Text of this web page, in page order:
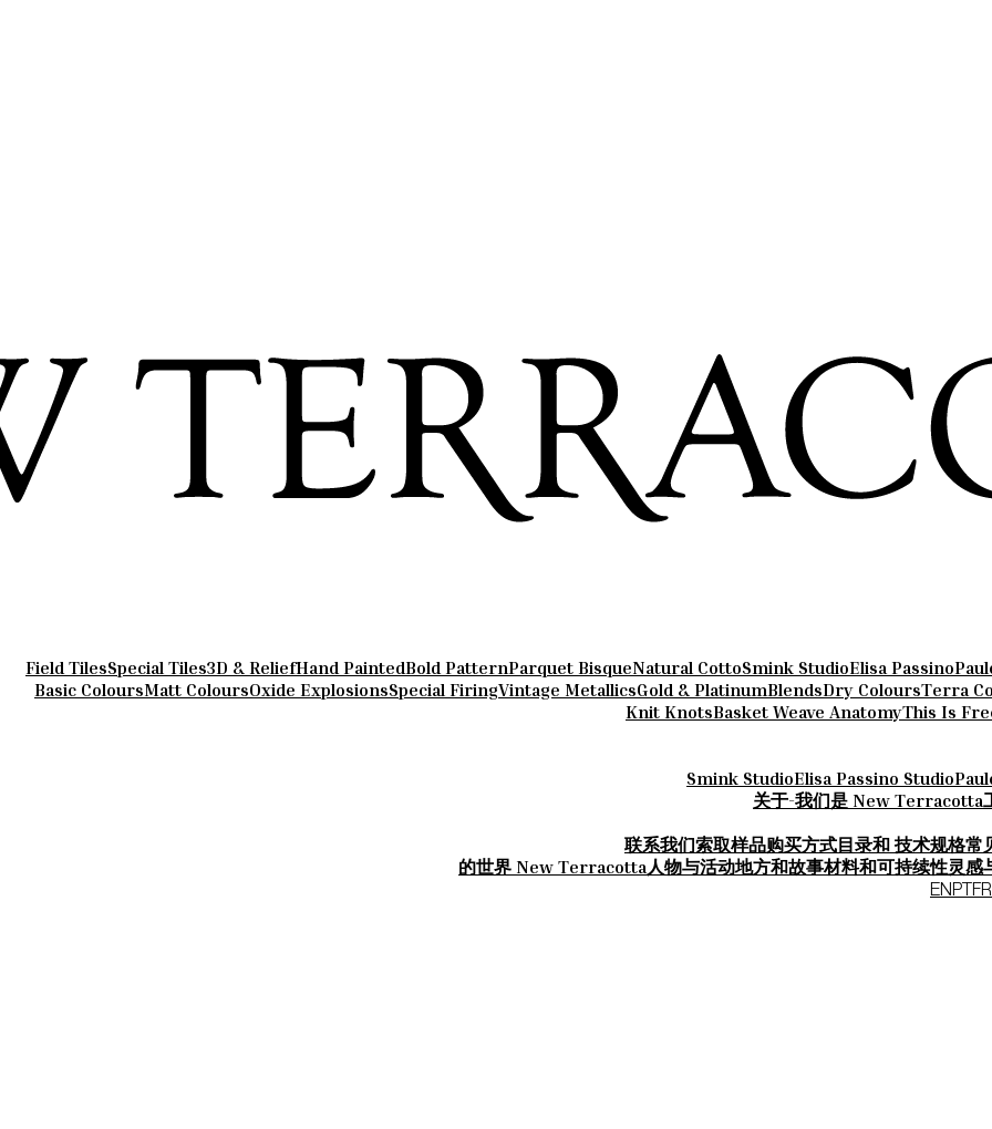
Field TilesSpecial Tiles3D & ReliefHand PaintedBold PatternParquet BisqueNatural CottoSmink StudioElisa Passino
Basic ColoursMatt ColoursOxide ExplosionsSpecial FiringVintage MetallicsGold & PlatinumBlendsDry ColoursTerra
Knit KnotsBasket Weave AnatomyThis Is
Smink StudioElisa Passino Studio
关于-我们是 New Terracotta
联系我们索取样品购买方式目录和 技术规格常
的世界 New Terracotta人物与活动地方和故事材料和可持续性灵感
EN PT FR